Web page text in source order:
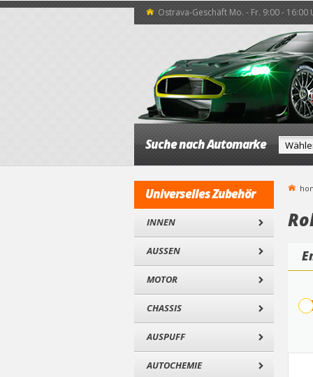
Ostrava-Geschäft Mo. - Fr. 9:00 - 16:00
Suche nach Automarke
Universelles Zubehör
INNEN
AUSSEN
MOTOR
CHASSIS
AUSPUFF
AUTOCHEMIE